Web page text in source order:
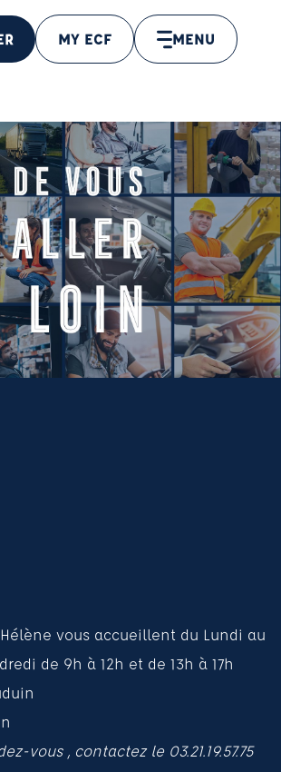
MY ECF MENU
vous accueillent du Lundi au
de 9h à 12h et de 13h à 17h
vous , contactez le 03.21.19.57.75